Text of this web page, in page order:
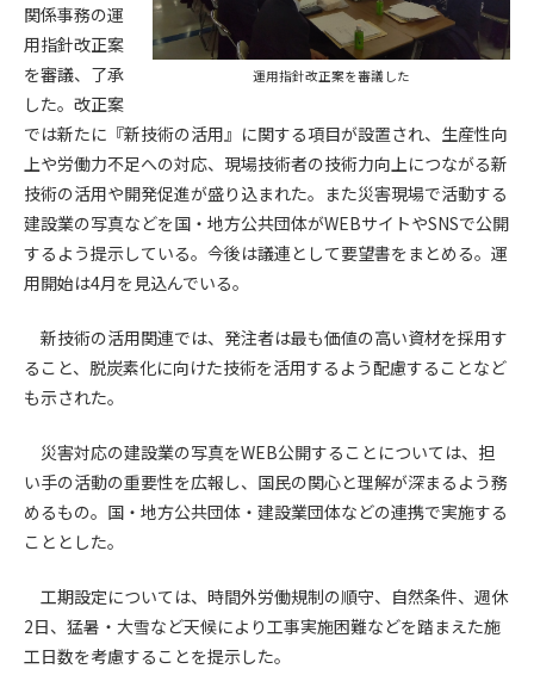
運用指針改正案を審議した
関係事務の運
用指針改正案
を審議、了承
した。改正案
では新たに『新技術の活用』に関する項目が設置され、生産性向
上や労働力不足への対応、現場技術者の技術力向上につながる新
技術の活用や開発促進が盛り込まれた。また災害現場で活動する
建設業の写真などを国・地方公共団体がWEBサイトやSNSで公開
するよう提示している。今後は議連として要望書をまとめる。運
用開始は4月を見込んでいる。
新技術の活用関連では、発注者は最も価値の高い資材を採用す
ること、脱炭素化に向けた技術を活用するよう配慮することなど
も示された。
災害対応の建設業の写真をWEB公開することについては、担
い手の活動の重要性を広報し、国民の関心と理解が深まるよう務
めるもの。国・地方公共団体・建設業団体などの連携で実施する
こととした。
工期設定については、時間外労働規制の順守、自然条件、週休
2日、猛暑・大雪など天候により工事実施困難などを踏まえた施
工日数を考慮することを提示した。
第4条（会員審査および資格の取り消し）
会員とは、本規約を承諾の上、所定の会員申込手続きを完了
後、管理者がこれを承認した者をいいます。
第4条（会員の定義と登録）
1. 管理者は前条により審査の結果、会員申込みをした者が以下
の何れかの項目に該当することがわかった場合、その者の会
員としての権限を承認しないことがあります。
(1) 会員申し込みをした者が実在しなかった場合
(2) 本規約に違反した場合/li>
(4) 会員申込者が管理者所定の手続き通りに会員申込手続き処
理を行わなかった場合
(5) その他管理者が会員とすることを不適当と判断した場合
当することが判明した場合、会員資格を取り消すことがあり
ます。
第5条（IDおよびパスワードの管理）
1. 会員は申込の際に管理者が発行したIDおよびパスワードの使
2. 会員は、自己のIDおよびパスワードを、貸与、譲渡、売買、
その他形態を問わず、第三者に利用させることはできませ
ん。